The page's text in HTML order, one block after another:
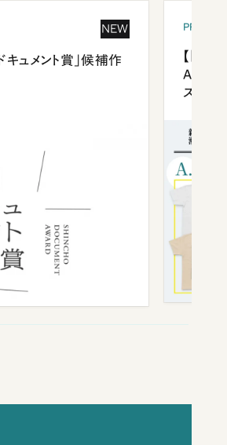
NEW
ュメント賞」候補作
【「新
ズプレ